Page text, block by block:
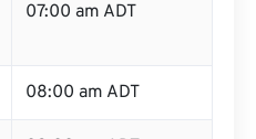
07:00 am ADT
08:00 am ADT